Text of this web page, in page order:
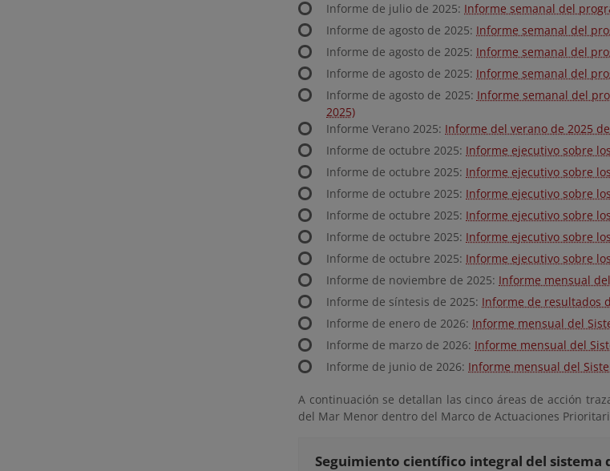
Informe de julio de 2025: Informe semanal del
Informe de agosto de 2025: Informe semanal del
Informe de agosto de 2025: Informe semanal del
Informe de agosto de 2025: Informe semanal del
Informe de agosto de 2025: Informe semanal del
2025)
Informe Verano 2025: Informe del verano de 2025
Informe de octubre 2025: Informe ejecutivo sobre
Informe de octubre 2025: Informe ejecutivo sobre
Informe de octubre 2025: Informe ejecutivo sobre
Informe de octubre 2025: Informe ejecutivo sobre
Informe de octubre 2025: Informe ejecutivo sobre
Informe de octubre 2025: Informe ejecutivo sobre
Informe de noviembre de 2025: Informe mensual
Informe de síntesis de 2025: Informe de resultados
Informe de enero de 2026: Informe mensual del
Informe de marzo de 2026: Informe mensual del
Informe de junio de 2026: Informe mensual del
A continuación se detallan las cinco áreas de acción
del Mar Menor dentro del Marco de Actuaciones
Seguimiento científico integral del sistema